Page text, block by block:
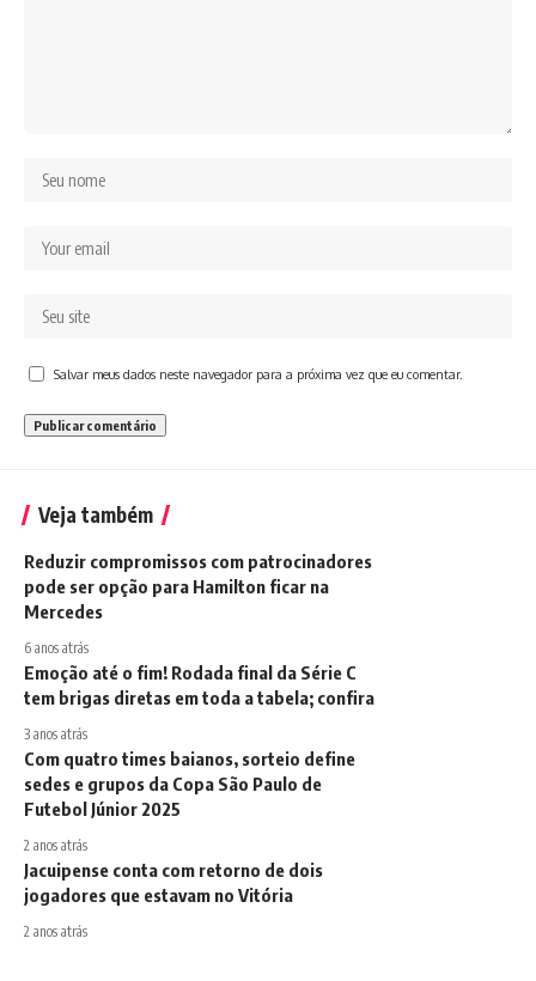
Salvar meus dados neste navegador para a próxima vez que eu comentar.
Veja também
Reduzir compromissos com patrocinadores
pode ser opção para Hamilton ficar na
Mercedes
6 anos atrás
Emoção até o fim! Rodada final da Série C
tem brigas diretas em toda a tabela; confira
3 anos atrás
Com quatro times baianos, sorteio define
sedes e grupos da Copa São Paulo de
Futebol Júnior 2025
2 anos atrás
Jacuipense conta com retorno de dois
jogadores que estavam no Vitória
2 anos atrás